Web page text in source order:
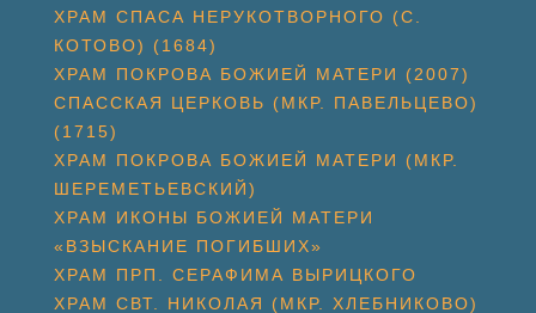
ХРАМ СПАСА НЕРУКОТВОРНОГО (С.
КОТОВО) (1684)
ХРАМ ПОКРОВА БОЖИЕЙ МАТЕРИ (2007)
СПАССКАЯ ЦЕРКОВЬ (МКР. ПАВЕЛЬЦЕВО)
(1715)
ХРАМ ПОКРОВА БОЖИЕЙ МАТЕРИ (МКР.
ШЕРЕМЕТЬЕВСКИЙ)
ХРАМ ИКОНЫ БОЖИЕЙ МАТЕРИ
«ВЗЫСКАНИЕ ПОГИБШИХ»
ХРАМ ПРП. СЕРАФИМА ВЫРИЦКОГО
ХРАМ СВТ. НИКОЛАЯ (МКР. ХЛЕБНИКОВО)